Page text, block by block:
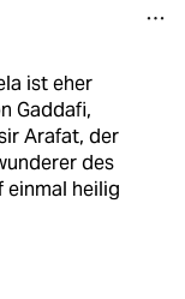
ist eher
Gaddafi,
Arafat, der
des
einmal heilig